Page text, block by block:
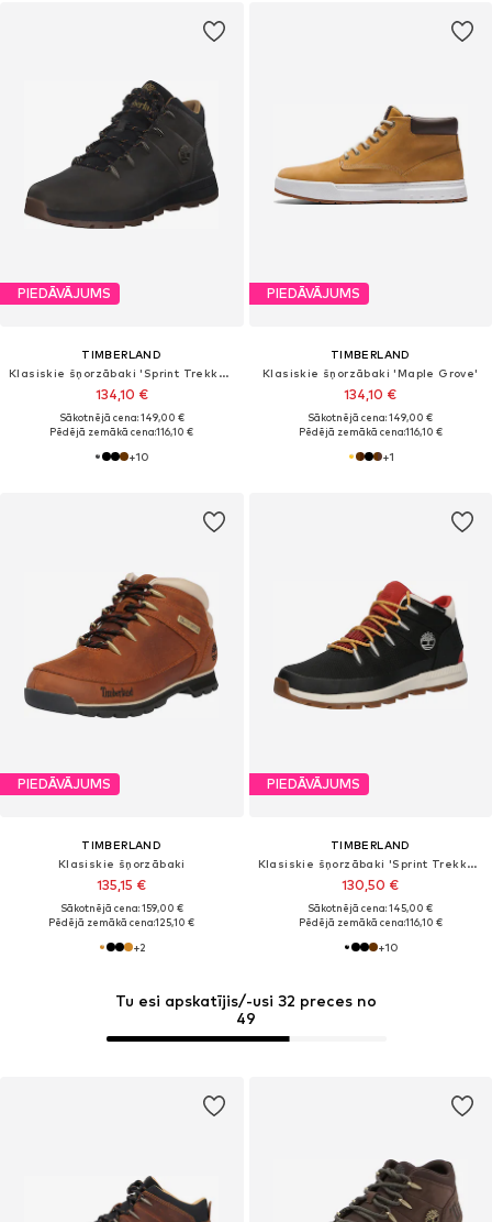
PIEDĀVĀJUMS
TIMBERLAND
Klasiskie šņorzābaki 'Sprint Trekker'
134,10 €
Sākotnējā cena: 149,00 €
Pēdējā zemākā cena:116,10 €
+10
PIEDĀVĀJUMS
TIMBERLAND
Klasiskie šņorzābaki 'Maple Grove'
134,10 €
Sākotnējā cena: 149,00 €
Pēdējā zemākā cena:116,10 €
+1
PIEDĀVĀJUMS
TIMBERLAND
Klasiskie šņorzābaki
135,15 €
Sākotnējā cena: 159,00 €
Pēdējā zemākā cena:125,10 €
+2
PIEDĀVĀJUMS
TIMBERLAND
Klasiskie šņorzābaki 'Sprint Trekker'
130,50 €
Sākotnējā cena: 145,00 €
Pēdējā zemākā cena:116,10 €
+10
Tu esi apskatījis/-usi 32 preces no
49